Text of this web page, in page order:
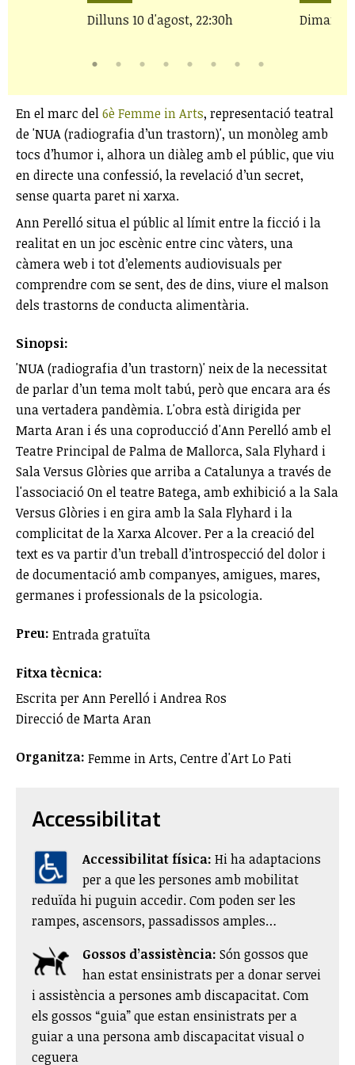
Dilluns 10 d'agost, 22:30h Dimarts
En el marc del6è Femme in Arts, representació teatral
de 'NUA (radiografia d’un trastorn)', un monòleg amb
tocs d’humor i, alhora un diàleg amb el públic, que viu
en directe una confessió, la revelació d’un secret,
sense quarta paret ni xarxa.
Ann Perelló situa el públic al límit entre la ficció i la
realitat en un joc escènic entre cinc vàters, una
càmera web i tot d’elements audiovisuals per
comprendre com se sent, des de dins, viure el malson
dels trastorns de conducta alimentària.
Sinopsi:
'NUA (radiografia d’un trastorn)' neix de la necessitat
de parlar d’un tema molt tabú, però que encara ara és
una vertadera pandèmia. L'obra està dirigida per
Marta Aran i és una coproducció d'Ann Perelló amb el
Teatre Principal de Palma de Mallorca, Sala Flyhard i
Sala Versus Glòries que arriba a Catalunya a través de
l'associació On el teatre Batega, amb exhibició a la Sala
Versus Glòries i en gira amb la Sala Flyhard i la
complicitat de la Xarxa Alcover. Per a la creació del
text es va partir d’un treball d’introspecció del dolor i
de documentació amb companyes, amigues, mares,
germanes i professionals de la psicologia.
Preu: Entrada gratuïta
Fitxa tècnica:
Escrita per Ann Perelló i Andrea Ros
Direcció de Marta Aran
Organitza: Femme in Arts, Centre d'Art Lo Pati
Accessibilitat
Accessibilitat física: ​Hi ha adaptacions
per a que les persones amb mobilitat
reduïda hi puguin accedir. Com poden ser les
rampes, ascensors, passadissos amples…
Gossos d’assistència: Són gossos que
han estat ensinistrats per a donar servei
i assistència a persones amb discapacitat. Com
els gossos “guia” que estan ensinistrats per a
guiar a una persona amb discapacitat visual o
ceguera​